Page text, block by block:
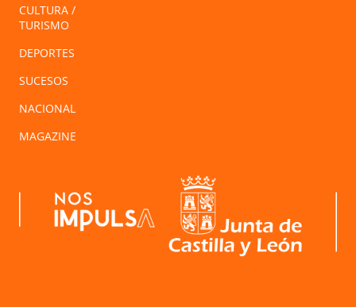
CULTURA /
TURISMO
DEPORTES
SUCESOS
NACIONAL
MAGAZINE